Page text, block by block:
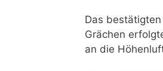
Das
Grächen
an die